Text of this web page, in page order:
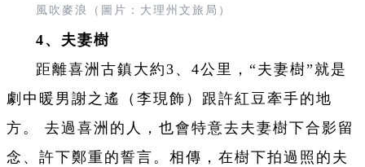
風吹麥浪（圖片：大理州文旅局）
4、夫妻樹
距離喜洲古鎮大約3、4公里，“夫妻樹”就是
劇中暖男謝之遙（李現飾）跟許紅豆牽手的地
方。 去過喜洲的人，也會特意去夫妻樹下合影留
念、許下鄭重的誓言。相傳，在樹下拍過照的夫